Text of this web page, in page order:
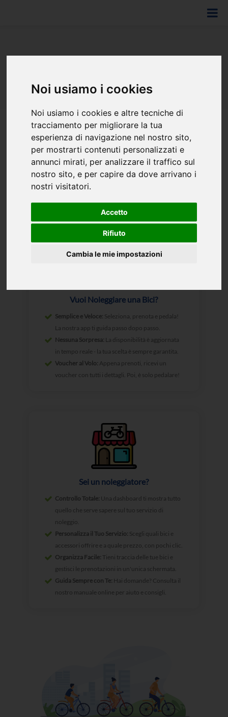
Noi usiamo i cookies
Noi usiamo i cookies e altre tecniche di
tracciamento per migliorare la tua
esperienza di navigazione nel nostro sito,
per mostrarti contenuti personalizzati e
annunci mirati, per analizzare il traffico sul
nostro sito, e per capire da dove arrivano i
nostri visitatori.
Accetto
Rifiuto
Cambia le mie impostazioni
Addio Ricerche Infinite!
ConBook Your Bike, trovi subito la bici che vuoi, quando
vuoi. La nostra app controlla la disponibilità in tempo reale,
Vuoi Noleggiare una Bici?
Semplice e Veloce: Seleziona, prenota e pedala!
La nostra app ti guida passo dopo passo.
Nessuna Sorpresa: La disponibilità è aggiornata
in tempo reale - la tua scelta è sempre garantita.
Voucher al Volo: Appena prenoti, ricevi un
voucher con tutti i dettagli. Poi, è solo pedalare!
Sei un noleggiatore?
Controllo Totale: Una dashboard ti mostra tutto
quello che serve sapere sul tuo servizio di
noleggio.
Personalizza il Tuo Servizio: Scegli quali bici e
accessori offrire e a quale prezzo, con pochi clic.
Organizza Facile: Tieni traccia delle tue bici e
gestisci le prenotazioni in un'unica schermata.
Guida Sempre con Te: Hai domande? Consulta il
nostro manuale online per aiuto e consigli.